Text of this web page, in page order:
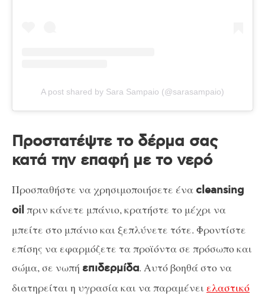
A post shared by Sara Sampaio (@sarasampaio)
Προστατέψτε το δέρμα σας
κατά την επαφή με το νερό
Προσπαθήστε να χρησιμοποιήσετε έναcleansing
oilπριν κάνετε μπάνιο, κρατήστε το μέχρι να
μπείτε στο μπάνιο και ξεπλύνετε τότε. Φροντίστε
επίσης να εφαρμόζετε τα προϊόντα σε πρόσωπο και
σώμα, σε νωπή επιδερμίδα. Αυτό βοηθά στο να
διατηρείται η υγρασία και να παραμένει ελαστικό